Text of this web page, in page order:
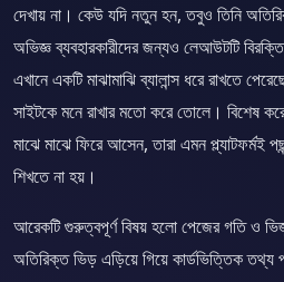
দেখায় না। কেউ যদি নতুন হন, তবুও তিনি
অভিজ্ঞ ব্যবহারকারীদের জন্যও লেআউটটি
এখানে একটি মাঝামাঝি ব্যালান্স ধরে রাখতে
সাইটকে মনে রাখার মতো করে তোলে। বিশেষ করে
মাঝে মাঝে ফিরে আসেন, তারা এমন প্ল্যাটফর্মই
শিখতে না হয়।
আরেকটি গুরুত্বপূর্ণ বিষয় হলো পেজের গতি ও
অতিরিক্ত ভিড় এড়িয়ে গিয়ে কার্ডভিত্তিক তথ্য